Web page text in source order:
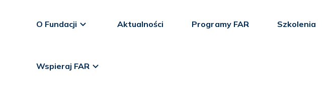
O Fundacji Aktualności Programy FAR Szkolenia
Wspieraj FAR